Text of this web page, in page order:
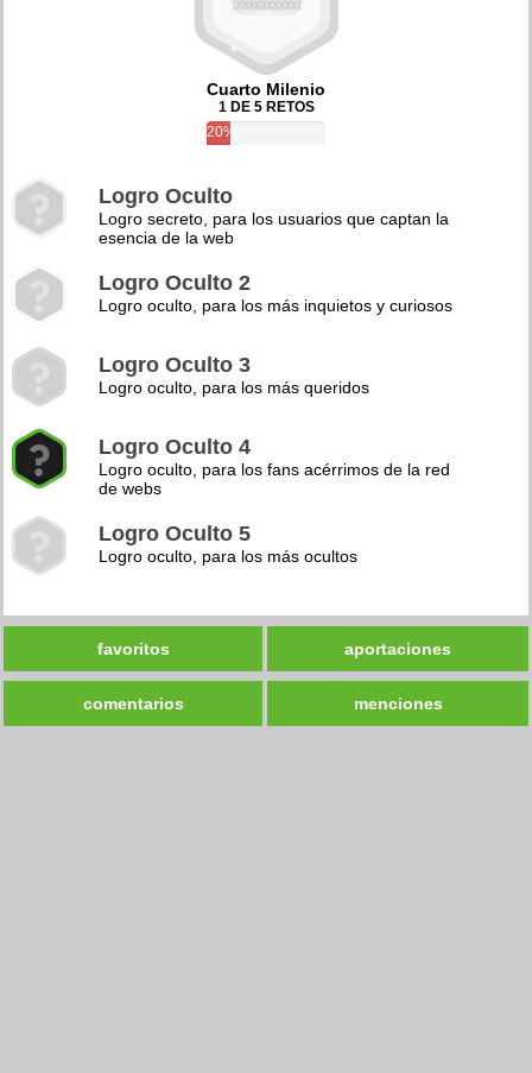
Cuarto Milenio
1 DE 5 RETOS
20%
Logro Oculto
Logro secreto, para los usuarios que captan la
esencia de la web
Logro Oculto 2
Logro oculto, para los más inquietos y curiosos
Logro Oculto 3
Logro oculto, para los más queridos
Logro Oculto 4
Logro oculto, para los fans acérrimos de la red
de webs
Logro Oculto 5
Logro oculto, para los más ocultos
favoritos aportaciones
comentarios menciones